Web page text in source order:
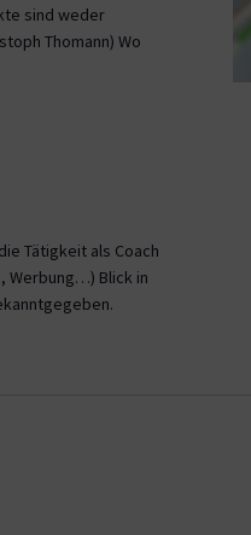
sind weder
Thomann) Wo
Tätigkeit als Coach
Werbung…) Blick in